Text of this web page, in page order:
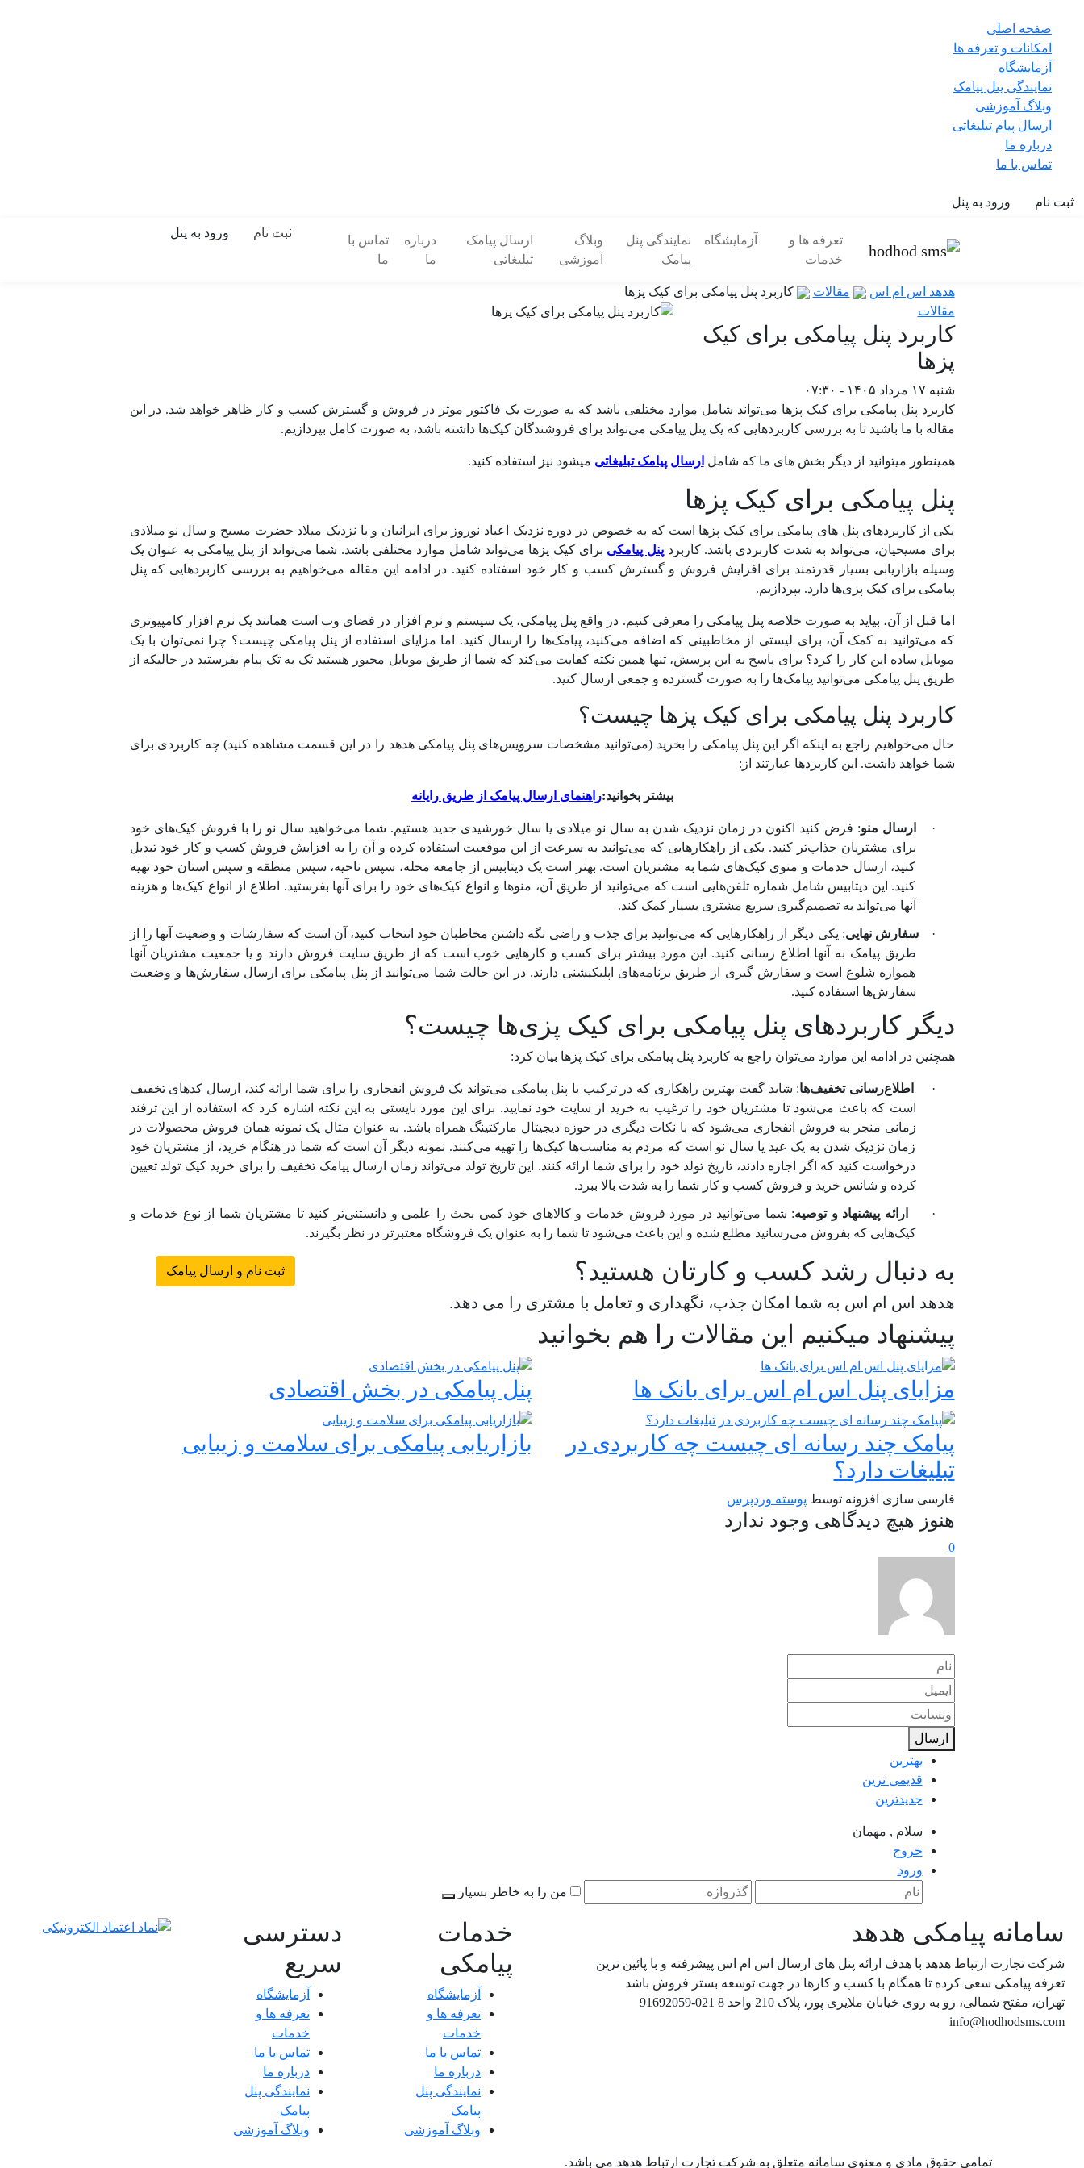
صفحه اصلی
امکانات و تعرفه ها
آزمایشگاه
نمایندگی پنل پیامک
وبلاگ آموزشی
ارسال پیام تبلیغاتی
درباره ما
تماس با ما
ثبت نام ورود به پنل
تعرفه ها و
خدمات
آزمایشگاه
نمایندگی پنل
پیامک
وبلاگ
آموزشی
ارسال پیامک
تبلیغاتی
درباره
ما
تماس با
ما
ثبت نام ورود به پنل
هدهد اس ام اس مقالات
کاربرد پنل پیامکی برای کیک پزها
مقالات
کاربرد پنل پیامکی برای کیک
پزها
شنبه ۱۷ مرداد ۱۴۰۵ - ۰۷:۳۰
کاربرد پنل پیامکی برای کیک پزها می‌تواند شامل موارد مختلفی باشد که به صورت یک فاکتور موثر در فروش و گسترش کسب و کار ظاهر خواهد شد. در این
مقاله با ما باشید تا به بررسی کاربردهایی که یک پنل پیامکی می‌تواند برای فروشندگان کیک‌ها داشته باشد، به صورت کامل بپردازیم.
همینطور میتوانید از دیگر بخش های ما که شامل ارسال پیامک تبلیغاتی میشود نیز استفاده کنید.
پنل پیامکی برای کیک پزها
یکی از کاربردهای پنل های پیامکی برای کیک پزها است که به خصوص در دوره نزدیک اعیاد نوروز برای ایرانیان و یا نزدیک میلاد حضرت مسیح و سال نو میلادی
برای مسیحیان، می‌تواند به شدت کاربردی باشد. کاربرد پنل پیامکی برای کیک پزها می‌تواند شامل موارد مختلفی باشد. شما می‌تواند از پنل پیامکی به عنوان یک
وسیله بازاریابی بسیار قدرتمند برای افزایش فروش و گسترش کسب و کار خود اسفتاده کنید. در ادامه این مقاله می‌خواهیم به بررسی کاربردهایی که پنل
پیامکی برای کیک پزی‌ها دارد. بپردازیم.
اما قبل از آن، بیاید به صورت خلاصه پنل پیامکی را معرفی کنیم. در واقع پنل پیامکی، یک سیستم و نرم افزار در فضای وب است همانند یک نرم افزار کامپیوتری
که می‌توانید به کمک آن، برای لیستی از مخاطبینی که اضافه می‌کنید، پیامک‌ها را ارسال کنید. اما مزایای استفاده از پنل پیامکی چیست؟ چرا نمی‌توان با یک
موبایل ساده این کار را کرد؟ برای پاسخ به این پرسش، تنها همین نکته کفایت می‌کند که شما از طریق موبایل مجبور هستید تک به تک پیام بفرستید در حالیکه از
طریق پنل پیامکی می‌توانید پیامک‌ها را به صورت گسترده و جمعی ارسال کنید.
کاربرد پنل پیامکی برای کیک پزها چیست؟
حال می‌خواهیم راجع به اینکه اگر این پنل پیامکی را بخرید (می‌توانید مشخصات سرویس‌های پنل پیامکی هدهد را در این قسمت مشاهده کنید) چه کاربردی برای
شما خواهد داشت. این کاربردها عبارتند از:
بیشتر بخوانید:راهنمای ارسال پیامک از طریق رایانه
· ارسال منو: فرض کنید اکنون در زمان نزدیک شدن به سال نو میلادی یا سال خورشیدی جدید هستیم. شما می‌خواهید سال نو را با فروش کیک‌های خود
برای مشتریان جذاب‌تر کنید. یکی از راهکارهایی که می‌توانید به سرعت از این موقعیت استفاده کرده و آن را به افزایش فروش کسب و کار خود تبدیل
کنید، ارسال خدمات و منوی کیک‌های شما به مشتریان است. بهتر است یک دیتابیس از جامعه محله، سپس ناحیه، سپس منطقه و سپس استان خود تهیه
کنید. این دیتابیس شامل شماره تلفن‌هایی است که می‌توانید از طریق آن، منوها و انواع کیک‌های خود را برای آنها بفرستید. اطلاع از انواع کیک‌ها و هزینه
آنها می‌تواند به تصمیم‌گیری سریع مشتری بسیار کمک کند.
· سفارش نهایی: یکی دیگر از راهکارهایی که می‌توانید برای جذب و راضی نگه داشتن مخاطبان خود انتخاب کنید، آن است که سفارشات و وضعیت آنها را از
طریق پیامک به آنها اطلاع رسانی کنید. این مورد بیشتر برای کسب و کارهایی خوب است که از طریق سایت فروش دارند و یا جمعیت مشتریان آنها
همواره شلوغ است و سفارش گیری از طریق برنامه‌های اپلیکیشنی دارند. در این حالت شما می‌توانید از پنل پیامکی برای ارسال سفارش‌ها و وضعیت
سفارش‌ها استفاده کنید.
دیگر کاربردهای پنل پیامکی برای کیک پزی‌ها چیست؟
همچنین در ادامه این موارد می‌توان راجع به کاربرد پنل پیامکی برای کیک پزها بیان کرد:
· اطلاع‌رسانی تخفیف‌ها: شاید گفت بهترین راهکاری که در ترکیب با پنل پیامکی می‌تواند یک فروش انفجاری را برای شما ارائه کند، ارسال کد‌های تخفیف
است که باعث می‌شود تا مشتریان خود را ترغیب به خرید از سایت خود نمایید. برای این مورد بایستی به این نکته اشاره کرد که استفاده از این ترفند
زمانی منجر به فروش انفجاری می‌شود که با نکات دیگری در حوزه دیجیتال مارکتینگ همراه باشد. به عنوان مثال یک نمونه همان فروش محصولات در
زمان نزدیک شدن به یک عید یا سال نو است که مردم به مناسب‌ها کیک‌ها را تهیه می‌کنند. نمونه دیگر آن است که شما در هنگام خرید، از مشتریان خود
درخواست کنید که اگر اجازه دادند، تاریخ تولد خود را برای شما ارائه کنند. این تاریخ تولد می‌تواند زمان ارسال پیامک تخفیف را برای خرید کیک تولد تعیین
کرده و شانس خرید و فروش کسب و کار شما را به شدت بالا ببرد.
· ارائه پیشنهاد و توصیه: شما می‌توانید در مورد فروش خدمات و کالاهای خود کمی بحث را علمی و دانستنی‌تر کنید تا مشتریان شما از نوع خدمات و
کیک‌هایی که بفروش می‌رسانید مطلع شده و این باعث می‌شود تا شما را به عنوان یک فروشگاه معتبرتر در نظر بگیرند.
به دنبال رشد کسب و کارتان هستید؟
هدهد اس ام اس به شما امکان جذب، نگهداری و تعامل با مشتری را می دهد.
ثبت نام و ارسال پیامک
پیشنهاد میکنیم این مقالات را هم بخوانید
مزایای پنل اس ام اس برای بانک ها پنل پیامکی در بخش اقتصادی
پیامک چند رسانه‌ ای چیست چه کاربردی در
تبلیغات دارد؟
بازاریابی پیامکی برای سلامت و زیبایی
فارسی سازی افزونه توسط پوسته وردپرس
هنوز هیچ دیدگاهی وجود ندارد
0
ارسال
بهترین
قدیمی ترین
جدیدترین
سلام , مهمان
خروج
ورود
من را به خاطر بسپار
سامانه پیامکی هدهد
شرکت تجارت ارتباط هدهد با هدف ارائه پنل های ارسال اس ام اس پیشرفته و با پائین ترین
تعرفه پیامکی سعی کرده تا همگام با کسب و کارها در جهت توسعه بستر فروش باشد
تهران، مفتح شمالی، رو به روی خیابان ملایری پور، پلاک 210 واحد 8
021-91692059
info@hodhodsms.com
خدمات
پیامکی
آزمایشگاه
تعرفه ها و
خدمات
تماس با ما
درباره ما
نمایندگی پنل
پیامک
وبلاگ آموزشی
دسترسی
سریع
آزمایشگاه
تعرفه ها و
خدمات
تماس با ما
درباره ما
نمایندگی پنل
پیامک
وبلاگ آموزشی
تمامی حقوق مادی و معنوی سامانه متعلق به شرکت تجارت ارتباط هدهد می باشد.